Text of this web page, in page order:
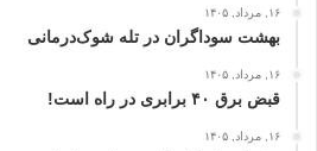
۱۶, مرداد, ۱۴۰۵
بهشت سوداگران در تله شوک‌درمانی
۱۶, مرداد, ۱۴۰۵
قبض برق ۴۰ برابری در راه است!
۱۶, مرداد, ۱۴۰۵